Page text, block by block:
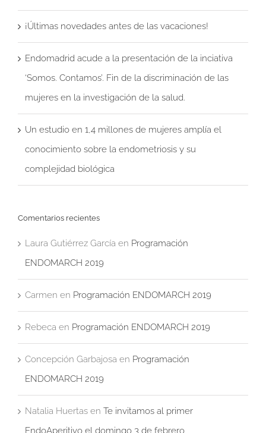
¡Últimas novedades antes de las vacaciones!
Endomadrid acude a la presentación de la inciativa
‘Somos. Contamos’. Fin de la discriminación de las
mujeres en la investigación de la salud.
Un estudio en 1,4 millones de mujeres amplía el
conocimiento sobre la endometriosis y su
complejidad biológica
Comentarios recientes
Laura Gutiérrez García en Programación
ENDOMARCH 2019
Carmen en Programación ENDOMARCH 2019
Rebeca en Programación ENDOMARCH 2019
Concepción Garbajosa en Programación
ENDOMARCH 2019
Natalia Huertas en Te invitamos al primer
EndoAperitivo el domingo 3 de febrero